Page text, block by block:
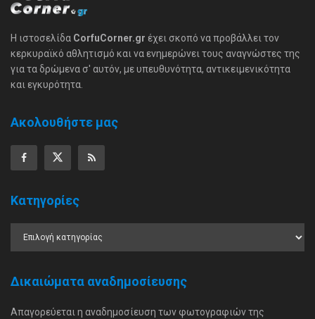
Η ιστοσελίδα CorfuCorner.gr έχει σκοπό να προβάλλει τον
κερκυραϊκό αθλητισμό και να ενημερώνει τους αναγνώστες της
για τα δρώμενα σ' αυτόν, με υπευθυνότητα, αντικειμενικότητα
και εγκυρότητα.
Ακολουθήστε μας
Κατηγορίες
Δικαιώματα αναδημοσίευσης
Απαγορεύεται η αναδημοσίευση των φωτογραφιών της